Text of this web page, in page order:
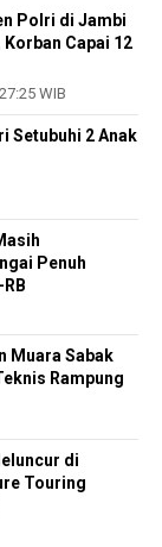
Polri di Jambi
Capai 12
WIB
Setubuhi 2 Anak
Penuh
Muara Sabak
Rampung
di
Touring